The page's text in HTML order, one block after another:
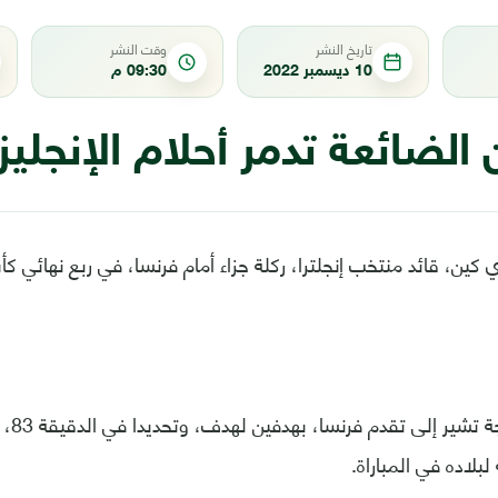
تاريخ النشر
10 ديسمبر 2022
وقت النشر
09:30 م
الضائعة تدمر أحلام
كين، قائد منتخب إنجلترا، ركلة جزاء أمام فرنسا، في ربع
في المباراة.